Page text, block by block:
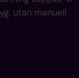
utan manuell